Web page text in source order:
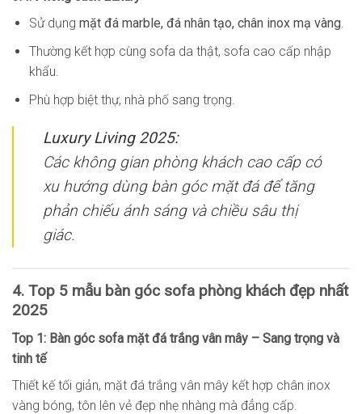
Sử dụng mặt đá marble, đá nhân tạo, chân inox mạ vàng.
Thường kết hợp cùng sofa da thật, sofa cao cấp nhập
khẩu.
Phù hợp biệt thự, nhà phố sang trọng.
Luxury Living 2025:
Các không gian phòng khách cao cấp có
xu hướng dùng bàn góc mặt đá để tăng
phản chiếu ánh sáng và chiều sâu thị
giác.
4. Top 5 mẫu bàn góc sofa phòng khách đẹp nhất
2025
Top 1: Bàn góc sofa mặt đá trắng vân mây – Sang trọng và
tinh tế
Thiết kế tối giản, mặt đá trắng vân mây kết hợp chân inox
vàng bóng, tôn lên vẻ đẹp nhẹ nhàng mà đẳng cấp.